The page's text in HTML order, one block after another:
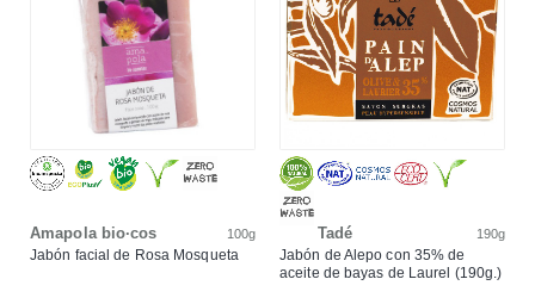
Amapola bio·cos 100g
Jabón facial de Rosa Mosqueta
Tadé 190g
Jabón de Alepo con 35% de
aceite de bayas de Laurel (190g.)